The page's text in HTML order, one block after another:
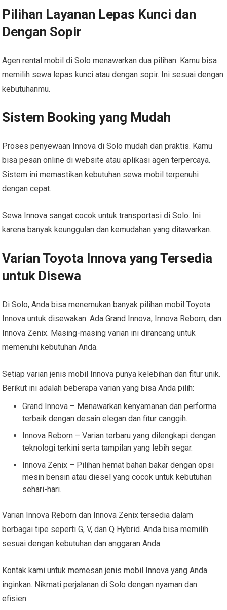
Pilihan Layanan Lepas Kunci dan
Dengan Sopir
Agen rental mobil di Solo menawarkan dua pilihan. Kamu bisa
memilih sewa lepas kunci atau dengan sopir. Ini sesuai dengan
kebutuhanmu.
Sistem Booking yang Mudah
Proses penyewaan Innova di Solo mudah dan praktis. Kamu
bisa pesan online di website atau aplikasi agen terpercaya.
Sistem ini memastikan kebutuhan sewa mobil terpenuhi
dengan cepat.
Sewa Innova sangat cocok untuk transportasi di Solo. Ini
karena banyak keunggulan dan kemudahan yang ditawarkan.
Varian Toyota Innova yang Tersedia
untuk Disewa
Di Solo, Anda bisa menemukan banyak pilihan mobil Toyota
Innova untuk disewakan. Ada Grand Innova, Innova Reborn, dan
Innova Zenix. Masing-masing varian ini dirancang untuk
memenuhi kebutuhan Anda.
Setiap varian jenis mobil Innova punya kelebihan dan fitur unik.
Berikut ini adalah beberapa varian yang bisa Anda pilih:
Grand Innova – Menawarkan kenyamanan dan performa
terbaik dengan desain elegan dan fitur canggih.
Innova Reborn – Varian terbaru yang dilengkapi dengan
teknologi terkini serta tampilan yang lebih segar.
Innova Zenix – Pilihan hemat bahan bakar dengan opsi
mesin bensin atau diesel yang cocok untuk kebutuhan
sehari-hari.
Varian Innova Reborn dan Innova Zenix tersedia dalam
berbagai tipe seperti G, V, dan Q Hybrid. Anda bisa memilih
sesuai dengan kebutuhan dan anggaran Anda.
Kontak kami untuk memesan jenis mobil Innova yang Anda
inginkan. Nikmati perjalanan di Solo dengan nyaman dan
efisien.